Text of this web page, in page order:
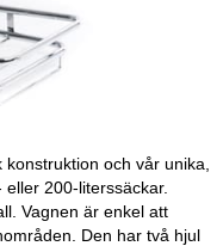
och vår unika,
200-literssäckar.
Vagnen är enkel att
Den har två hjul